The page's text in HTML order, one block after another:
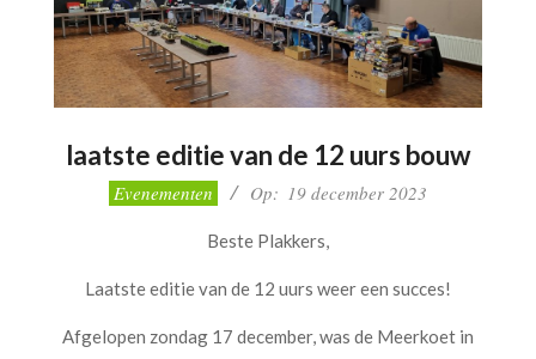
laatste editie van de 12 uurs bouw
Evenementen Op: 19 december 2023
Beste Plakkers,
Laatste editie van de 12 uurs weer een succes!
Afgelopen zondag 17 december, was de Meerkoet in